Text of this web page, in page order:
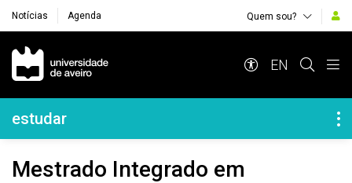
Notícias Agenda Quem sou?
Navegação Principal
EN
Navegação Lateral
estudar
Mestrado Integrado em